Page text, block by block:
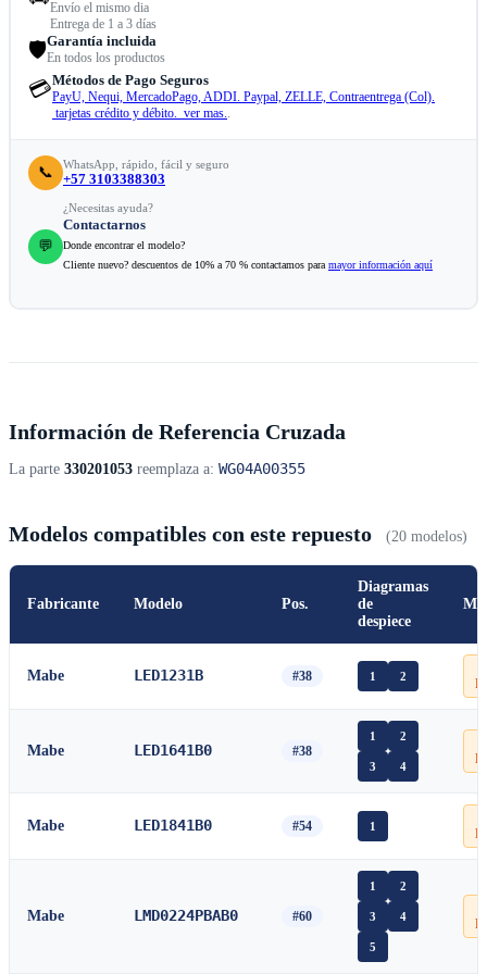
Envío el mismo dia
Entrega de 1 a 3 días
🛡️Garantía incluida
En todos los productos
💳Métodos de Pago Seguros
PayU, Nequi, MercadoPago, ADDI. Paypal, ZELLE, Contraentrega (Col).
tarjetas crédito y débito. ver mas..
📞 WhatsApp, rápido, fácil y seguro
+57 3103388303
💬
¿Necesitas ayuda?
Contactarnos
Donde encontrar el modelo?
Cliente nuevo? descuentos de 10% a 70 % contactamos para mayor información aquí
Información de Referencia Cruzada
La parte 330201053 reemplaza a: WG04A00355
Modelos compatibles con este repuesto (20 modelos)
Fabricante Modelo Pos.
Diagramas
de
despiece
Mabe LED1231B #38 1 2
Mabe LED1641B0 #38
1 2
3 4
Mabe LED1841B0 #54 1
Mabe LMD0224PBAB0 #60
1 2
3 4
5